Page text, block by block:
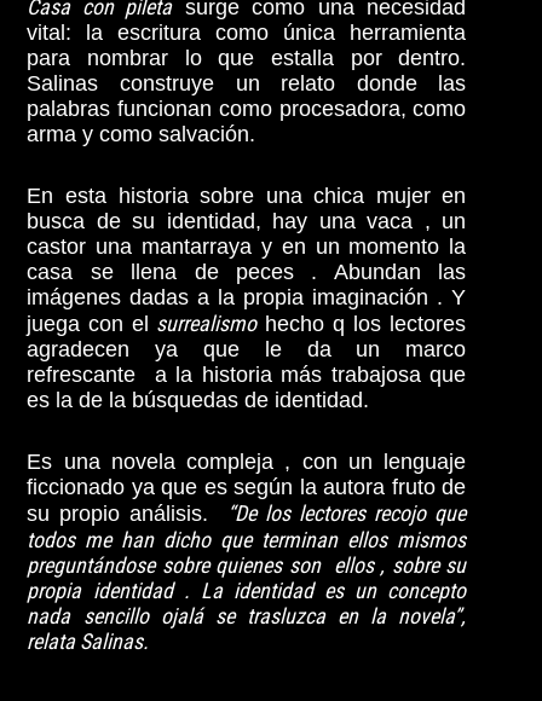
Casa con piletasurge como una necesidad
vital: la escritura como única herramienta
para nombrar lo que estalla por dentro.
Salinas construye un relato donde las
palabras funcionan como procesadora, como
arma y como salvación.
En esta historia sobre una chica mujer en
busca de su identidad, hay una vaca , un
castor una mantarraya y en un momento la
casa se llena de peces . Abundan las
imágenes dadas a la propia imaginación . Y
juega con el surrealismohecho q los lectores
agradecen ya que le da un marco
refrescante a la historia más trabajosa que
es la de la búsquedas de identidad.
Es una novela compleja , con un lenguaje
ficcionado ya que es según la autora fruto de
su propio análisis.
“De los lectores recojo que
todos me han dicho que terminan ellos mismos
preguntándose sobre quienes son ellos , sobre su
propia identidad . La identidad es un concepto
nada sencillo ojalá se trasluzca en la novela”,
relata Salinas.